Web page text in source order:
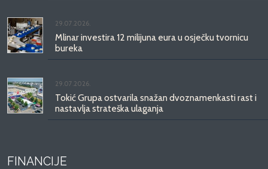
29.07.2026.
Mlinar investira 12 milijuna eura u osječku tvornicu
bureka
29.07.2026.
Tokić Grupa ostvarila snažan dvoznamenkasti rast i
nastavlja strateška ulaganja
FINANCIJE